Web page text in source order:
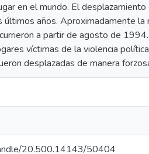
en el mundo. El
años. Aproximadamente
a partir de agosto de
víctimas de la violencia
desplazadas de manera
20.500.14143/50404